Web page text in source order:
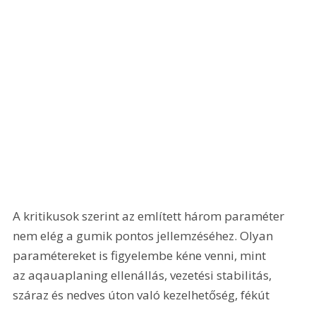
A kritikusok szerint az említett három paraméter
nem elég a gumik pontos jellemzéséhez. Olyan
paramétereket is figyelembe kéne venni, mint
az aqauaplaning ellenállás, vezetési stabilitás,
száraz és nedves úton való kezelhetőség, fékút